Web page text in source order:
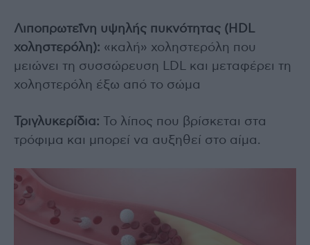
Λιποπρωτεΐνη υψηλής πυκνότητας (HDL
χοληστερόλη): «καλή» χοληστερόλη που
μειώνει τη συσσώρευση LDL και μεταφέρει τη
χοληστερόλη έξω από το σώμα
Τριγλυκερίδια: Το λίπος που βρίσκεται στα
τρόφιμα και μπορεί να αυξηθεί στο αίμα.